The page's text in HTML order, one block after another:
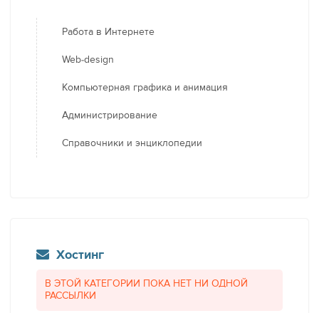
Работа в Интернете
Web-design
Компьютерная графика и анимация
Администрирование
Справочники и энциклопедии
Хостинг
В ЭТОЙ КАТЕГОРИИ ПОКА НЕТ НИ ОДНОЙ
РАССЫЛКИ